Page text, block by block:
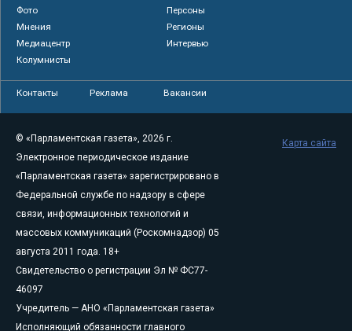
Фото
Персоны
Мнения
Регионы
Медиацентр
Интервью
Колумнисты
Контакты Реклама Вакансии
© «Парламентская газета», 2026 г.
Электронное периодическое издание
«Парламентская газета» зарегистрировано в
Федеральной службе по надзору в сфере
связи, информационных технологий и
массовых коммуникаций (Роскомнадзор) 05
августа 2011 года. 18+
Свидетельство о регистрации Эл № ФС77-
46097
Учредитель — АНО «Парламентская газета»
Исполняющий обязанности главного
Карта сайта